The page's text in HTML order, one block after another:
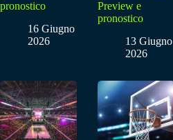
pronostico
16 Giugno
2026
Preview e
pronostico
13 Giugno
2026